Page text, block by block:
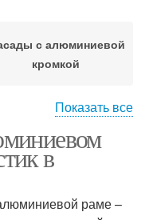
с алюминиевой
кромкой
Рамка на кухне
Фасады в
Показать все
в
раме –